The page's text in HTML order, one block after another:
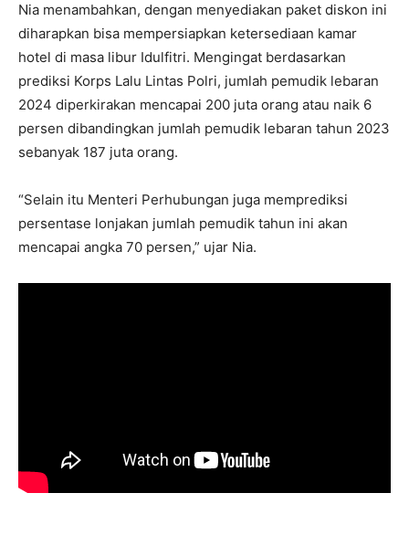
Nia menambahkan, dengan menyediakan paket diskon ini
diharapkan bisa mempersiapkan ketersediaan kamar
hotel di masa libur Idulfitri. Mengingat berdasarkan
prediksi Korps Lalu Lintas Polri, jumlah pemudik lebaran
2024 diperkirakan mencapai 200 juta orang atau naik 6
persen dibandingkan jumlah pemudik lebaran tahun 2023
sebanyak 187 juta orang.
“Selain itu Menteri Perhubungan juga memprediksi
persentase lonjakan jumlah pemudik tahun ini akan
mencapai angka 70 persen,” ujar Nia.